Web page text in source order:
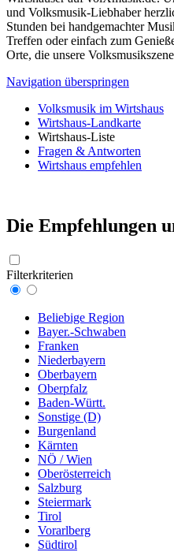
und Volksmusik-Liebhaber
Stunden bei handgemachter
Treffen oder einfach zum
Orte, die unsere
Navigation überspringen
Volksmusik im Wirtshaus
Wirtshaus-Landkarte
Wirtshaus-Liste
Fragen & Antworten
Wirtshaus empfehlen
Die Empfehlungen
Filterkriterien
Beliebige Region
Bayer.-Schwaben
Franken
Niederbayern
Oberbayern
Oberpfalz
Baden-Württ.
Sonstige (D)
Burgenland
Kärnten
NÖ / Wien
Oberösterreich
Salzburg
Steiermark
Tirol
Vorarlberg
Südtirol